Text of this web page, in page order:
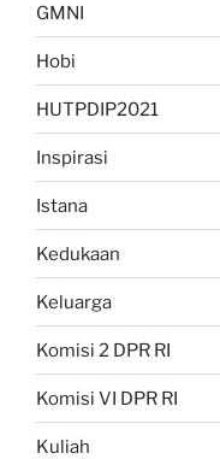
GMNI
Hobi
HUTPDIP2021
Inspirasi
Istana
Kedukaan
Keluarga
Komisi 2 DPR RI
Komisi VI DPR RI
Kuliah